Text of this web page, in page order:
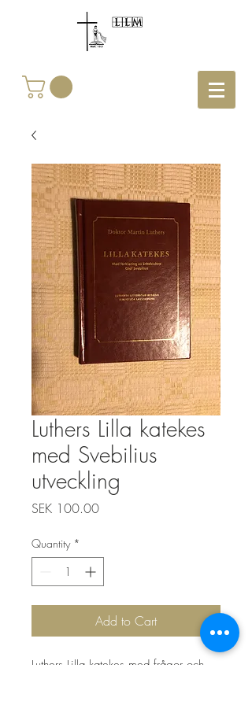
Luthers Lilla katekes
med Svebilius
utveckling
SEK 100.00Price
Quantity *
Add to Cart
Luthers Lilla katekes med frågor och